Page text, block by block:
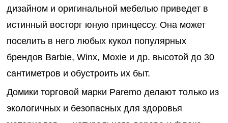
дизайном и оригинальной мебелью приведет в
истинный восторг юную принцессу. Она может
поселить в него любых кукол популярных
брендов Barbie, Winx, Moxie и др. высотой до30
сантиметров и обустроить их быт.
Домики торговой марки Paremo делают только из
экологичных и безопасных для здоровья